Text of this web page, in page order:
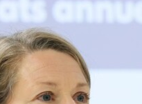
"1.000 places d’accueil
le trafic de
le